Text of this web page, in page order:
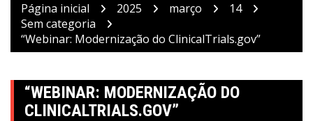
Página inicial 2025 março
14
Sem categoria
“Webinar: Modernização do ClinicalTrials.gov”
“WEBINAR: MODERNIZAÇÃO DO
CLINICALTRIALS.GOV”